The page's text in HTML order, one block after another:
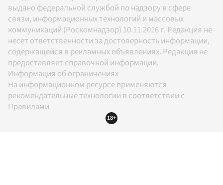
выдано федеральной службой по надзору в сфере
связи, информационных технологий и массовых
коммуникаций (Роскомнадзор) 10.11.2016 г. Редакция не
несет ответственности за достоверность информации,
содержащейся в рекламных объявлениях. Редакция не
предоставляет справочной информации.
Информация об ограничениях
На информационном ресурсе применяются
рекомендательные технологии в соответствии с
Правилами
18+